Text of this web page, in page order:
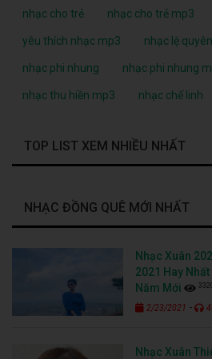
nhạc cho trẻ nhạc cho trẻ mp3
yêu thích nhạc mp3 nhạc lệ quyên
nhạc phi nhung nhạc phi nhung
nhạc thu hiền mp3 nhạc chế linh
TOP LIST XEM NHIỀU NHẤT
NHẠC ĐỒNG QUÊ MỚI NHẤT
Nhạc Xuân
2021 Hay
Năm Mới
2/23/2021 -
Nhạc Xuân